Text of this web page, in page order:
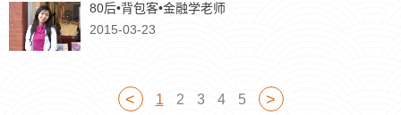
80后•背包客•金融学老师
2015-03-23
< 1 2 3 4 5 >